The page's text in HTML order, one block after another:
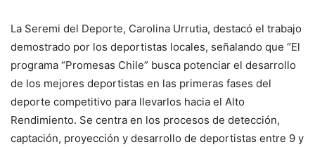
La Seremi del Deporte, Carolina Urrutia, destacó el trabajo
demostrado por los deportistas locales, señalando que “El
programa “Promesas Chile” busca potenciar el desarrollo
de los mejores deportistas en las primeras fases del
deporte competitivo para llevarlos hacia el Alto
Rendimiento. Se centra en los procesos de detección,
captación, proyección y desarrollo de deportistas entre 9 y